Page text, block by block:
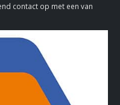
contact op met een van